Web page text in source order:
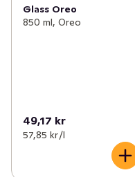
Glass Oreo
850 ml, Oreo
49,17 kr
57,85 kr /l